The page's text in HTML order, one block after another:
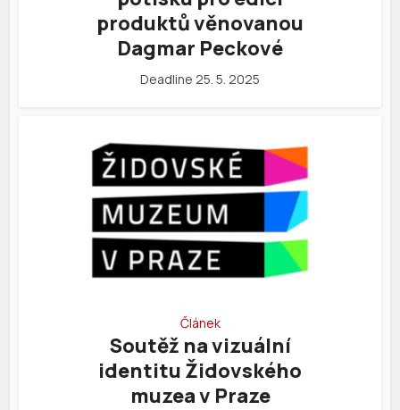
produktů věnovanou
Dagmar Peckové
Deadline 25. 5. 2025
Článek
Soutěž na vizuální
identitu Židovského
muzea v Praze